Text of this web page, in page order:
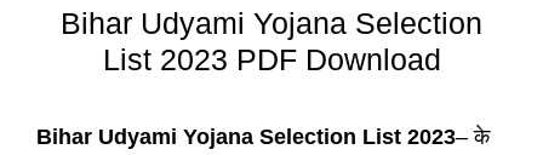
Bihar Udyami Yojana Selection
List 2023 PDF Download
Bihar Udyami Yojana Selection List 2023– के